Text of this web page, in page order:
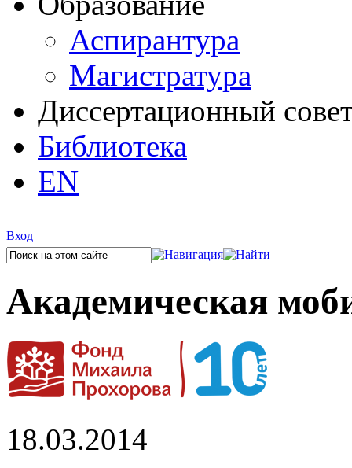
Аспирантура
Магистратура
Диссертационный
Библиотека
EN
Вход
Академическая
18.03.2014